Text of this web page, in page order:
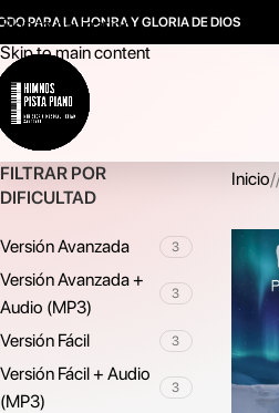
Skip to navigation
Skip to main content
PARA LA HONRA Y GLORIA DE DIOS
FILTRAR POR
DIFICULTAD
Versión Avanzada 3
Versión Avanzada +
Audio (MP3)
3
Versión Fácil 3
Versión Fácil + Audio
(MP3)
3
Inicio/